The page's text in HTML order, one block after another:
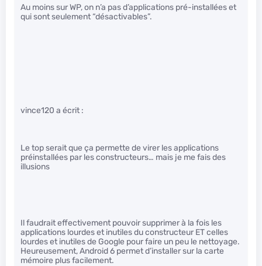
Au moins sur WP, on n’a pas d’applications pré-installées et
qui sont seulement “désactivables”.
vince120 a écrit :
Le top serait que ça permette de virer les applications
préinstallées par les constructeurs… mais je me fais des
illusions
Il faudrait effectivement pouvoir supprimer à la fois les
applications lourdes et inutiles du constructeur ET celles
lourdes et inutiles de Google pour faire un peu le nettoyage.
Heureusement, Android 6 permet d’installer sur la carte
mémoire plus facilement.